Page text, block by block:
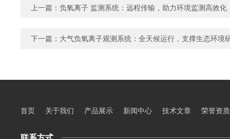
上一篇： 负氧离子 监测系统：远程传输，助力环境监测高效化
下一篇： 大气负氧离子观测系统：全天候运行，支撑生态环境
首页 关于我们 产品展示 新闻中心 技术文章 荣誉资质